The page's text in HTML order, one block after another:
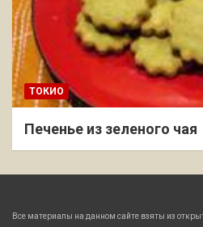
ТОКИО
Печенье из зеленого чая
Все материалы на данном сайте взяты из